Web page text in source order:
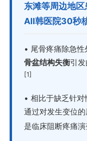
东滩等周边地
All韩医院30秒
• 尾骨疼痛除急性
骨盆结构失衡引
[1]
• 相比于缺乏针对
通过对发生变位
是临床阻断疼痛演